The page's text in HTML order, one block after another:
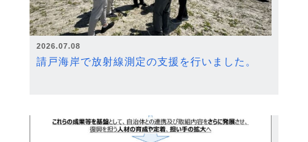
2026.07.08
請戸海岸で放射線測定の支援を行いました。